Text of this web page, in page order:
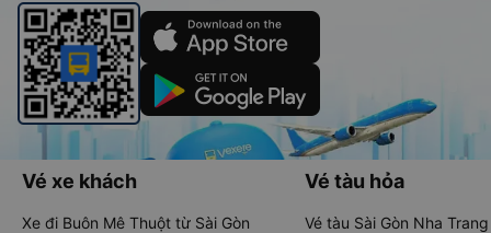
Vé xe khách
Xe đi Buôn Mê Thuột từ Sài Gòn
Vé tàu hỏa
Vé tàu Sài Gòn Nha Trang